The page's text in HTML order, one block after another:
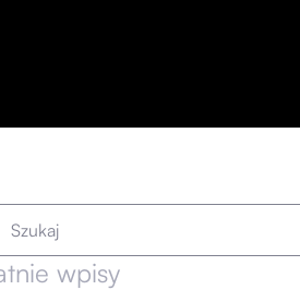
wpisy